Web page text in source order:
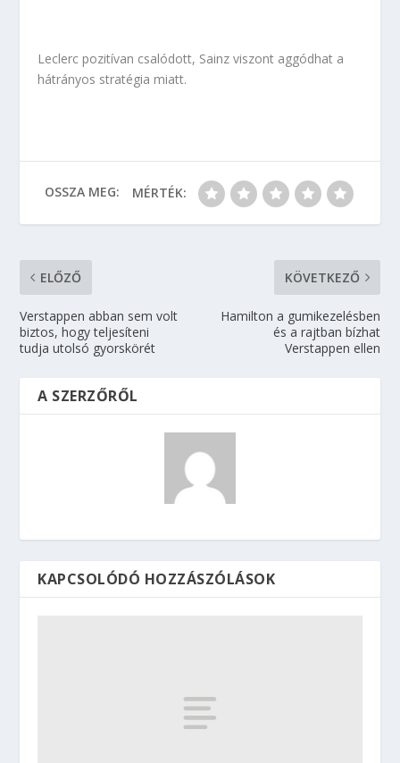
Leclerc pozitívan csalódott, Sainz viszont aggódhat a
hátrányos stratégia miatt.
OSSZA MEG: MÉRTÉK:
ELŐZŐ
Verstappen abban sem volt
biztos, hogy teljesíteni
tudja utolsó gyorskörét
KÖVETKEZŐ
Hamilton a gumikezelésben
és a rajtban bízhat
Verstappen ellen
A SZERZŐRŐL
KAPCSOLÓDÓ HOZZÁSZÓLÁSOK